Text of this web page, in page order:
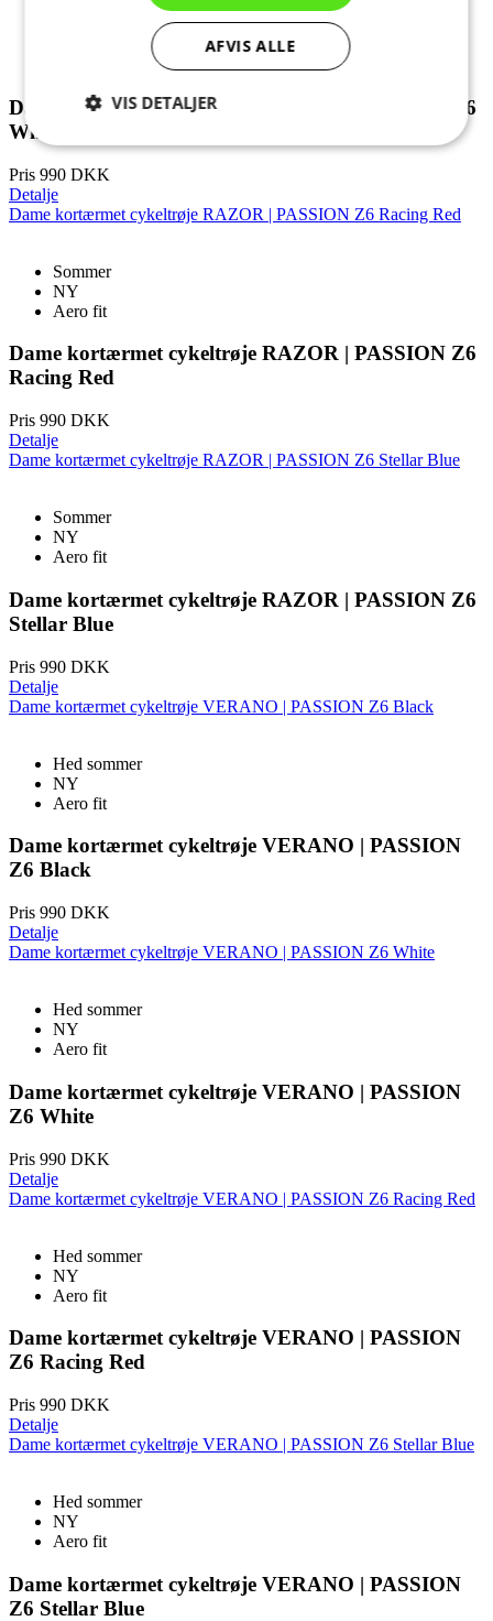
Dame kortærmet cykeltrøje RAZOR | PASSION Z6
White
Pris 990 DKK
Detalje
Dame kortærmet cykeltrøje RAZOR | PASSION Z6 Racing Red
Sommer
NY
Aero fit
Dame kortærmet cykeltrøje RAZOR | PASSION Z6
Racing Red
Pris 990 DKK
Detalje
Dame kortærmet cykeltrøje RAZOR | PASSION Z6 Stellar Blue
Sommer
NY
Aero fit
Dame kortærmet cykeltrøje RAZOR | PASSION Z6
Stellar Blue
Pris 990 DKK
Detalje
Dame kortærmet cykeltrøje VERANO | PASSION Z6 Black
Hed sommer
NY
Aero fit
Dame kortærmet cykeltrøje VERANO | PASSION
Z6 Black
Pris 990 DKK
Detalje
Dame kortærmet cykeltrøje VERANO | PASSION Z6 White
Hed sommer
NY
Aero fit
Dame kortærmet cykeltrøje VERANO | PASSION
Z6 White
Pris 990 DKK
Detalje
Dame kortærmet cykeltrøje VERANO | PASSION Z6 Racing Red
Hed sommer
NY
Aero fit
Dame kortærmet cykeltrøje VERANO | PASSION
Z6 Racing Red
Pris 990 DKK
Detalje
Dame kortærmet cykeltrøje VERANO | PASSION Z6 Stellar Blue
Hed sommer
NY
Aero fit
Dame kortærmet cykeltrøje VERANO | PASSION
Z6 Stellar Blue
AFVIS ALLE
VIS DETALJER
Absolut
nødvendige
Ydeevne Målretning
brugerlogin og kontoadministration. Hjemmesiden
nødvendige cookies.
Domæne
Udløbsdato
PHPSESSID
VISITOR_PRIVACY_METADATA